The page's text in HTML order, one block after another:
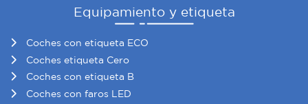
Equipamiento y etiqueta
Coches con etiqueta ECO
Coches etiqueta Cero
Coches con etiqueta B
Coches con faros LED